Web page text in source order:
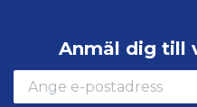
Anmäl dig till